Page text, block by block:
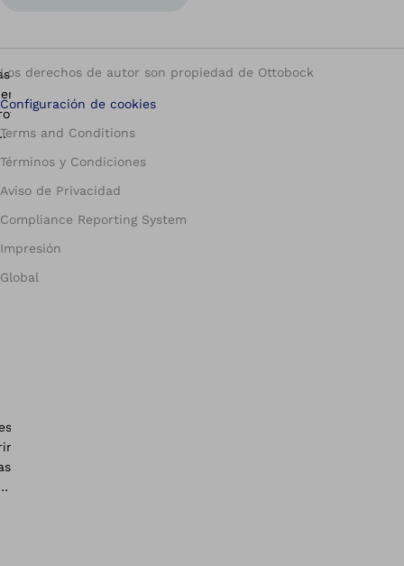
Los derechos de autor son propiedad de Ottobock
Configuración de cookies
Terms and Conditions
Términos y Condiciones
Aviso de Privacidad
Compliance Reporting System
Impresión
Global